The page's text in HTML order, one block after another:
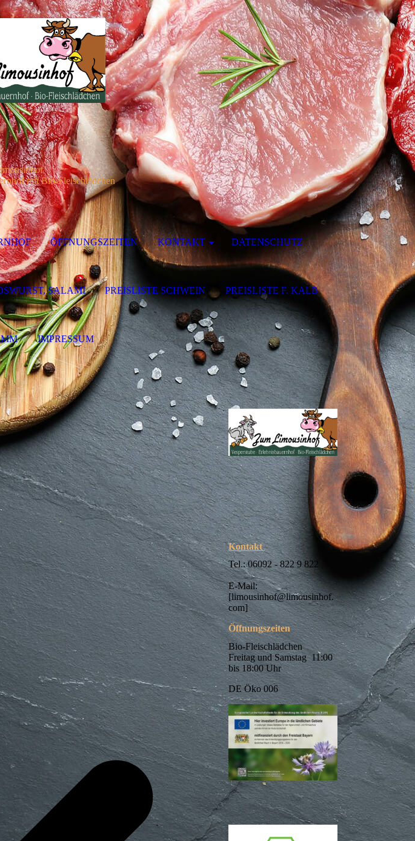
mit Bio-Fleischlädchen
ÖFFNUNGSZEITEN KONTAKT DATENSCHUTZ
SALAMI PREISLISTE SCHWEIN PREISLISTE F. KALB
IMPRESSUM
d
Kontakt
Tel.: 06092 - 822 9 822
E-Mail:
[limousinhof@limousinhof.
com]
Öffnungszeiten
Bio-Fleischlädchen
Freitag und Samstag 11:00
bis 18:00 Uhr
DE Öko 006